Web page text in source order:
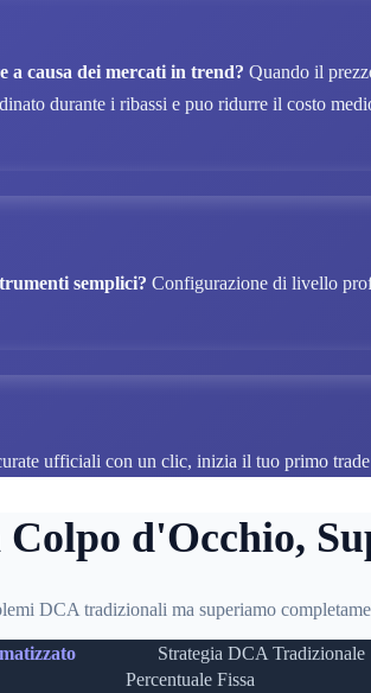
a causa dei mercati in trend? Quando il
durante i ribassi e puo ridurre il costo
semplici? Configurazione di livello
ufficiali con un clic, inizia il tuo primo
Colpo d'Occhio,
DCA tradizionali ma superiamo
Strategia DCA Tradizionale
Percentuale Fissa